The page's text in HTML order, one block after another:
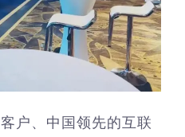
客户、中国领先的互联